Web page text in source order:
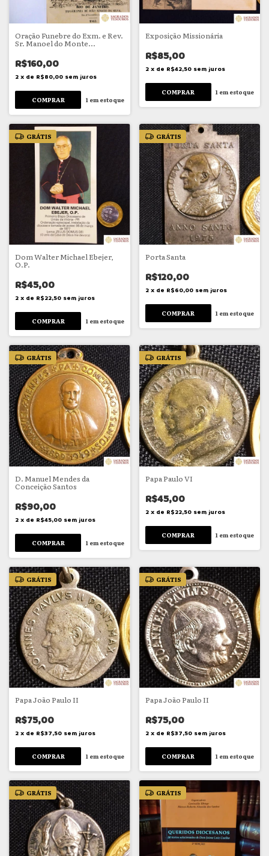
Oração Funebre do Exm. e Rev.
Sr. Manoel do Monte
R$160,00
2 x de R$80,00 sem juros
1 em estoque
Exposição Missionária
R$85,00
2 x de R$42,50 sem juros
1 em estoque
GRÁTIS
Dom Walter Michael Ebejer,
O.P.
R$45,00
2 x de R$22,50 sem juros
1em estoque
GRÁTIS
Porta Santa
R$120,00
2 x de R$60,00 sem juros
1 em estoque
GRÁTIS
D. Manuel Mendes da
Conceição Santos
R$90,00
2 x de R$45,00 sem juros
1 em estoque
GRÁTIS
Papa Paulo VI
R$45,00
2 x de R$22,50 sem juros
1 em estoque
GRÁTIS
Papa João Paulo II
R$75,00
2 x de R$37,50 sem juros
1em estoque
GRÁTIS
Papa João Paulo II
R$75,00
2 x de R$37,50 sem juros
1 em estoque
GRÁTIS GRÁTIS